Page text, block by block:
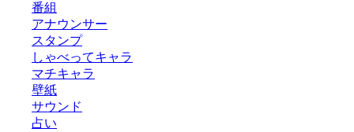
番組
アナウンサー
スタンプ
しゃべってキャラ
マチキャラ
壁紙
サウンド
占い